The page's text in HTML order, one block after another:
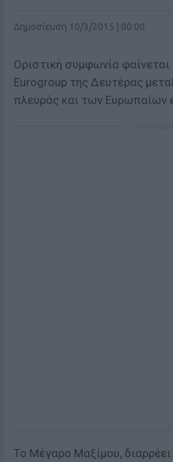
Δημοσίευση 10/3/2015 | 00:00
Οριστική συμφωνία
Eurogroup της Δευτέρας
πλευράς και των Ευρωπαίων
Το Μέγαρο Μαξίμου,